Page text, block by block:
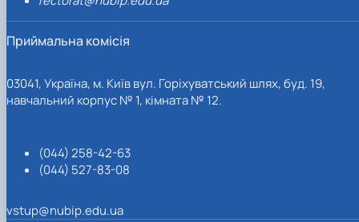
Приймальна комісія
03041, Україна, м. Київ вул. Горіхуватський шлях, буд. 19,
навчальний корпус № 1, кімната № 12.
(044) 258-42-63
(044) 527-83-08
vstup@nubip.edu.ua